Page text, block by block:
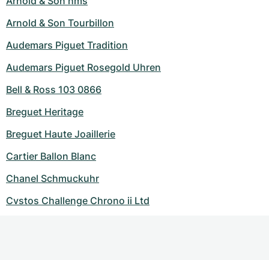
Arnold & Son Tourbillon
Audemars Piguet Tradition
Audemars Piguet Rosegold Uhren
Bell & Ross 103 0866
Breguet Heritage
Breguet Haute Joaillerie
Cartier Ballon Blanc
Chanel Schmuckuhr
Cvstos Challenge Chrono ii Ltd